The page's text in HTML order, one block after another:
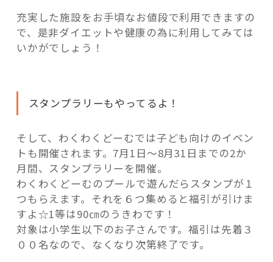
充実した施設をお手頃なお値段で利用できますの
で、是非ダイエットや健康の為に利用してみては
いかがでしょう！
スタンプラリーもやってるよ！
そして、わくわくどーむでは子ども向けのイベン
トも開催されます。7月1日～8月31日までの2か
月間、スタンプラリーを開催。
わくわくどーむのプールで遊んだらスタンプが１
つもらえます。それを６つ集めると福引が引けま
すよ☆1等は90㎝のうきわです！
対象は小学生以下のお子さんです。福引は先着３
００名なので、なくなり次第終了です。